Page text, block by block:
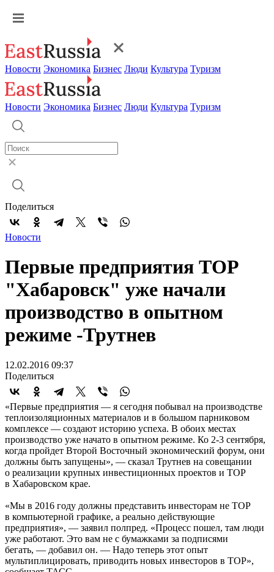
Новости Экономика Бизнес Люди Культура Туризм
Новости Экономика Бизнес Люди Культура Туризм
Поделиться
Новости
Первые предприятия ТОР
"Хабаровск" уже начали
производство в опытном
режиме -Трутнев
12.02.2016 09:37
Поделиться
«Первые предприятия — я сегодня побывал на производстве
теплоизоляционных материалов и в большом парниковом
комплексе — создают историю успеха. В обоих местах
производство уже начато в опытном режиме. Ко 2-3 сентября,
когда пройдет Второй Восточный экономический форум, они
должны быть запущены», — сказал Трутнев на совещании
о реализации крупных инвестиционных проектов и ТОР
в Хабаровском крае.
«Мы в 2016 году должны представить инвесторам не ТОР
в компьютерной графике, а реально действующие
предприятия», — заявил полпред. «Процесс пошел, там люди
уже работают. Это вам не с бумажками за подписями
бегать, — добавил он. — Надо теперь этот опыт
мультиплицировать, приводить новых инвесторов в ТОР»,